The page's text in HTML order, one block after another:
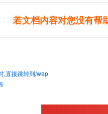
若文档内容对您没有帮
,直接跳转到/wap